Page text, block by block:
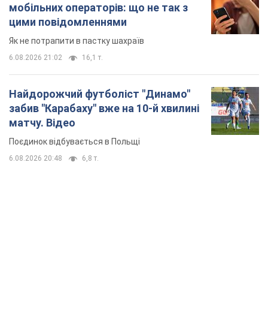
мобільних операторів: що не так з
цими повідомленнями
Як не потрапити в пастку шахраїв
6.08.2026 21:02 16,1 т.
Найдорожчий футболіст "Динамо"
забив "Карабаху" вже на 10-й хвилині
матчу. Відео
Поєдинок відбувається в Польщі
6.08.2026 20:48 6,8 т.